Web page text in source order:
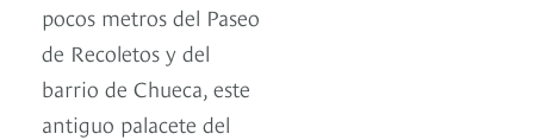
pocos metros del Paseo
de Recoletos y del
barrio de Chueca, este
antiguo palacete del